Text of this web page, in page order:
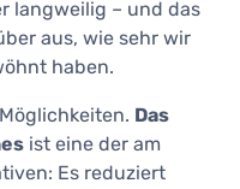
langweilig – und das
aus, wie sehr wir
haben.
Das
ist eine der am
Es reduziert